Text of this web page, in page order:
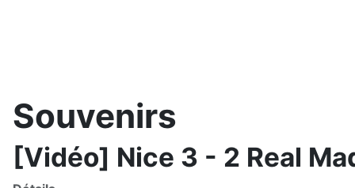
Souvenirs
[Vidéo] Nice 3 - 2 Real